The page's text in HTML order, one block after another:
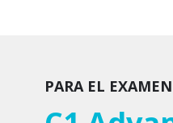
PARA EL